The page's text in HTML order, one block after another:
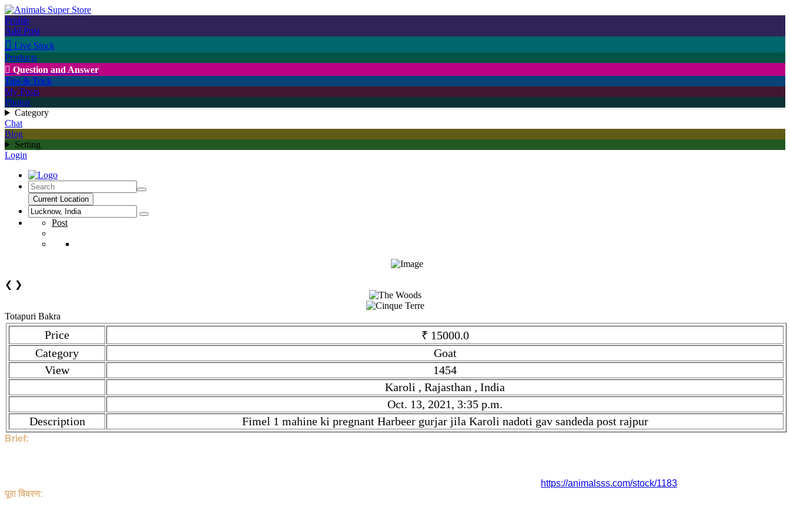
Profile
Add Post
 Live Stock
Products
 Question and Answer
Tips & Trick
My Posts
Photos
Category
Chat
Blog
Setting
Login
Current Location
Post
❮ ❯
Totapuri Bakra
Price
₹ 15000.0
Category
Goat
View
1454
Karoli , Rajasthan , India
Oct. 13, 2021, 3:35 p.m.
Description
Fimel 1 mahine ki pregnant Harbeer gurjar jila Karoli nadoti gav sandeda post rajpur
Brief:
https://animalsss.com/stock/1183
पूरा विवरण: